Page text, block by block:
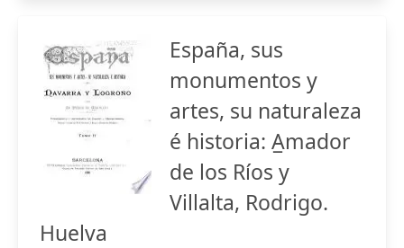
España, sus
monumentos y
artes, su naturaleza
é historia: A̲mador
de los Ríos y
Villalta, Rodrigo.
Huelva